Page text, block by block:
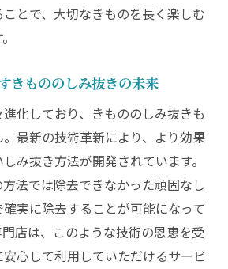
とで、大切なきものを長く楽しむ
きもののしみ抜きの未来
化しており、きもののしみ抜きも
最新の技術革新により、より効果
み抜き方法が開発されています。
法では除去できなかった頑固なし
実に除去することが可能になって
店は、このような技術の恩恵を受
心して利用していただけるサービ